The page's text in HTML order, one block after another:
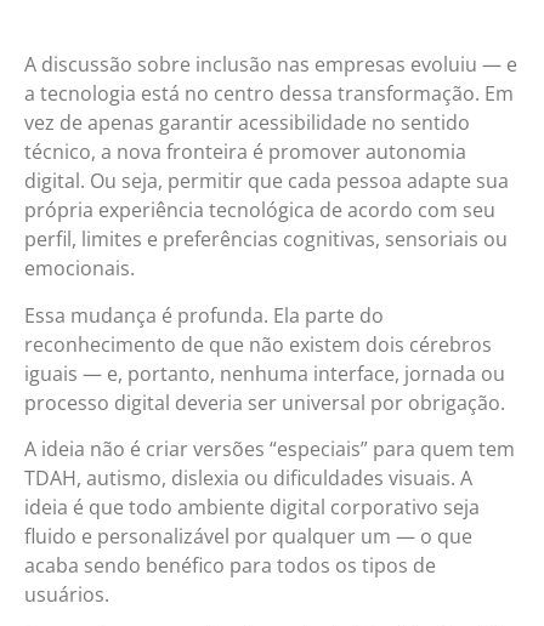
A discussão sobre inclusão nas empresas evoluiu — e
a tecnologia está no centro dessa transformação. Em
vez de apenas garantir acessibilidade no sentido
técnico, a nova fronteira é promover autonomia
digital. Ou seja, permitir que cada pessoa adapte sua
própria experiência tecnológica de acordo com seu
perfil, limites e preferências cognitivas, sensoriais ou
emocionais.
Essa mudança é profunda. Ela parte do
reconhecimento de que não existem dois cérebros
iguais — e, portanto, nenhuma interface, jornada ou
processo digital deveria ser universal por obrigação.
A ideia não é criar versões “especiais” para quem tem
TDAH, autismo, dislexia ou dificuldades visuais. A
ideia é que todo ambiente digital corporativo seja
fluido e personalizável por qualquer um — o que
acaba sendo benéfico para todos os tipos de
usuários.